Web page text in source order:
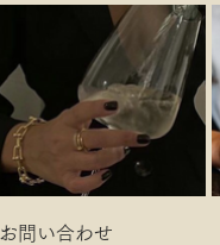
お問い合わせ